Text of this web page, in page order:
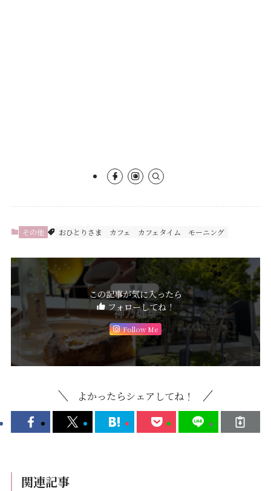
その他 おひとりさま カフェ カフェタイム モーニング
この記事が気に入ったら
フォローしてね！
Follow Me
よかったらシェアしてね！
関連記事